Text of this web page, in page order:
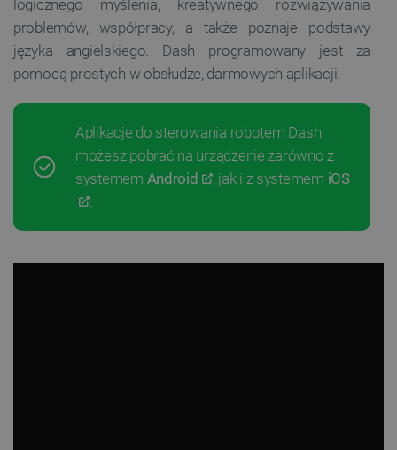
logicznego myślenia, kreatywnego rozwiązywania
problemów, współpracy, a także poznaje podstawy
języka angielskiego. Dash programowany jest za
pomocą prostych w obsłudze, darmowych aplikacji.
Aplikacje do sterowania robotem Dash
możesz pobrać na urządzenie zarówno z
systemem Android , jak i z systemem iOS
.